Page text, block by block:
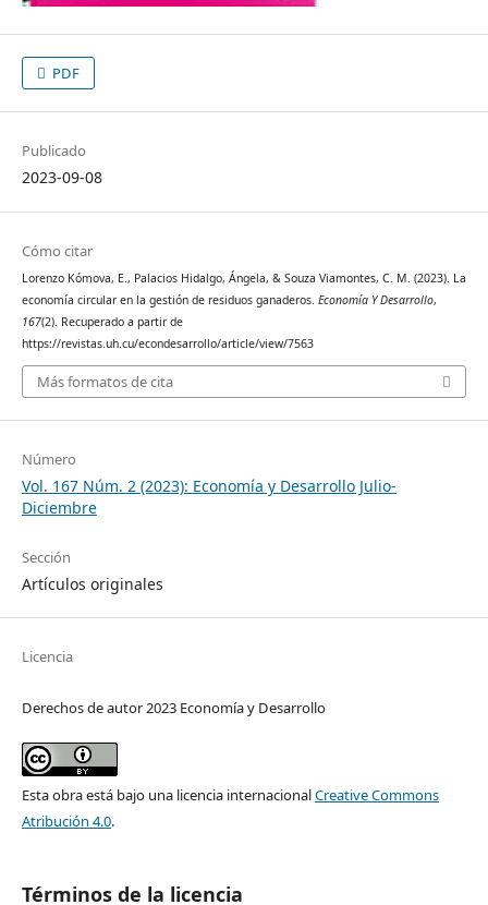
PDF
Publicado
2023-09-08
Cómo citar
Lorenzo Kómova, E., Palacios Hidalgo, Ángela, & Souza Viamontes, C. M. (2023). La
economía circular en la gestión de residuos ganaderos. Economía Y Desarrollo,
167(2). Recuperado a partir de
https://revistas.uh.cu/econdesarrollo/article/view/7563
Más formatos de cita
Número
Vol. 167 Núm. 2 (2023): Economía y Desarrollo Julio-
Diciembre
Sección
Artículos originales
Licencia
Derechos de autor 2023 Economía y Desarrollo
Esta obra está bajo una licencia internacionalCreative Commons
Atribución 4.0.
Términos de la licencia